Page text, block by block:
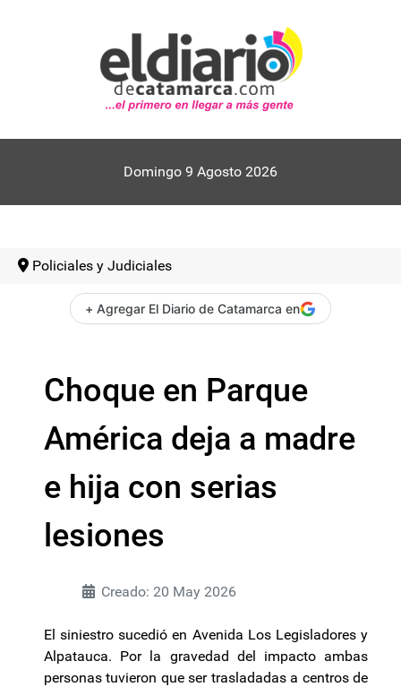
Domingo 9 Agosto 2026
Policiales y Judiciales
+ Agregar El Diario de Catamarca en
Choque en Parque
América deja a madre
e hija con serias
lesiones
Creado: 20 May 2026
El siniestro sucedió en Avenida Los Legisladores y
Alpatauca. Por la gravedad del impacto ambas
personas tuvieron que ser trasladadas a centros de